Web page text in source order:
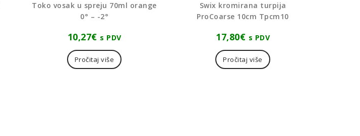
Toko vosak u spreju 70ml orange
0° – -2°
10,27€ s PDV
Pročitaj više
Swix kromirana turpija
ProCoarse 10cm Tpcm10
17,80€ s PDV
Pročitaj više